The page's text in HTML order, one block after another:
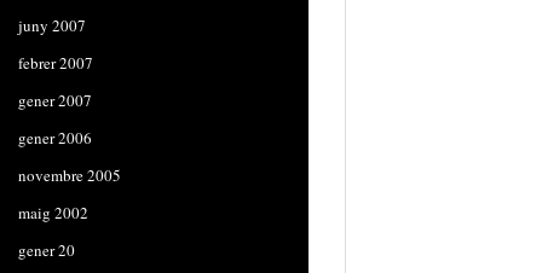
juny 2007
febrer 2007
gener 2007
gener 2006
novembre 2005
maig 2002
gener 20